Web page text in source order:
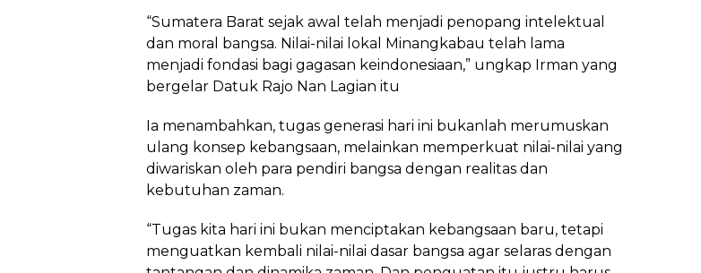
“Sumatera Barat sejak awal telah menjadi penopang intelektual
dan moral bangsa. Nilai-nilai lokal Minangkabau telah lama
menjadi fondasi bagi gagasan keindonesiaan,” ungkap Irman yang
bergelar Datuk Rajo Nan Lagian itu
Ia menambahkan, tugas generasi hari ini bukanlah merumuskan
ulang konsep kebangsaan, melainkan memperkuat nilai-nilai yang
diwariskan oleh para pendiri bangsa dengan realitas dan
kebutuhan zaman.
“Tugas kita hari ini bukan menciptakan kebangsaan baru, tetapi
menguatkan kembali nilai-nilai dasar bangsa agar selaras dengan